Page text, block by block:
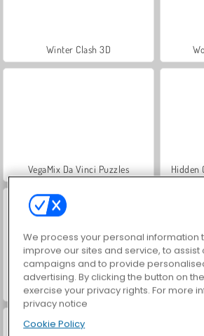
Winter Clash 3D
VegaMix Da Vinci Puzzles Hidden
Farm Merge Valley ASMR
We process your personal information
improve our sites and service, to assist
campaigns and to provide
advertising. By clicking the button on
exercise your privacy rights. For more
privacy notice
Cookie Policy